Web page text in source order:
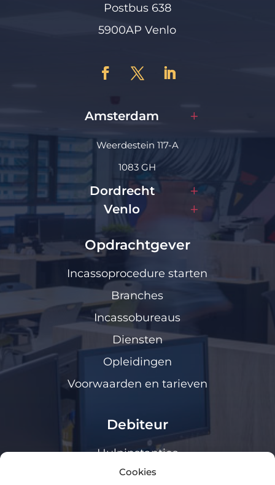
Cookies
Postbus 638
5900AP Venlo
Amsterdam
Weerdestein 117-A
1083 GH
Dordrecht
Venlo
Opdrachtgever
Incassoprocedure starten
Branches
Incassobureaus
Diensten
Opleidingen
Voorwaarden en tarieven
Debiteur
Hulpinstanties
Klanten loket